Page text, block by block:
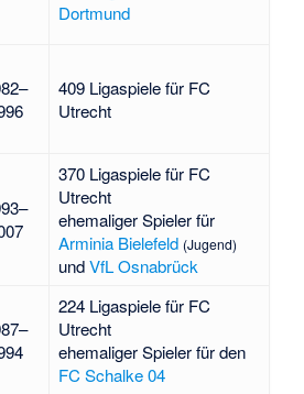
Dortmund
409 Ligaspiele für FC
Utrecht
370 Ligaspiele für FC
Utrecht
ehemaliger Spieler für
Arminia Bielefeld (Jugend)
undVfL Osnabrück
224 Ligaspiele für FC
Utrecht
ehemaliger Spieler für den
FC Schalke 04